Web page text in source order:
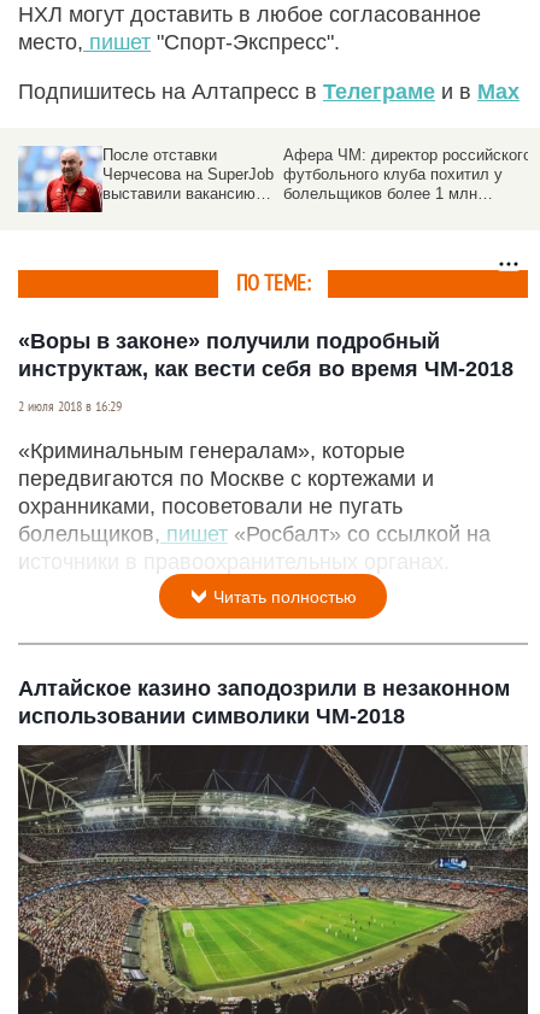
НХЛ могут доставить в любое согласованное
место, пишет "Спорт-Экспресс".
Подпишитесь на Алтапресс в Телеграме и в Max
После отставки
Черчесова на SuperJob
выставили вакансию
Афера ЧМ: директор российского
футбольного клуба похитил у
болельщиков более 1 млн
ПО ТЕМЕ:
«Воры в законе» получили подробный
инструктаж, как вести себя во время ЧМ-2018
2 июля 2018 в 16:29
«Криминальным генералам», которые
передвигаются по Москве с кортежами и
охранниками, посоветовали не пугать
болельщиков, пишет «Росбалт» со ссылкой на
источники в правоохранительных органах.
Читать полностью
Алтайское казино заподозрили в незаконном
использовании символики ЧМ-2018